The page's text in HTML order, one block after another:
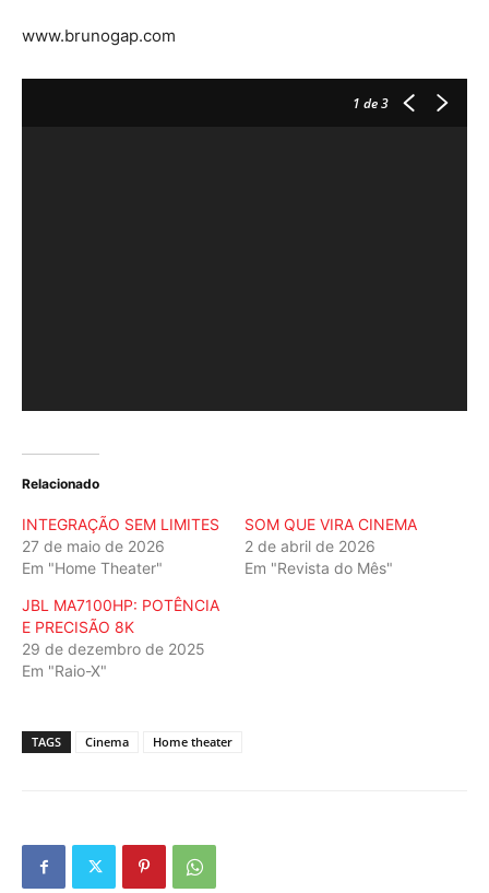
www.brunogap.com
1 de 3
Relacionado
INTEGRAÇÃO SEM LIMITES
27 de maio de 2026
Em "Home Theater"
SOM QUE VIRA CINEMA
2 de abril de 2026
Em "Revista do Mês"
JBL MA7100HP: POTÊNCIA
E PRECISÃO 8K
29 de dezembro de 2025
Em "Raio-X"
TAGS Cinema Home theater